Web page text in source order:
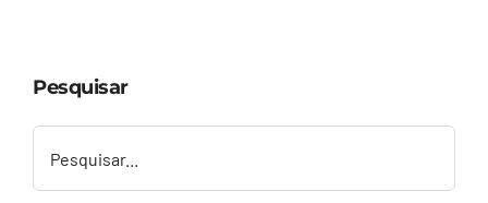
Contato
Pesquisar